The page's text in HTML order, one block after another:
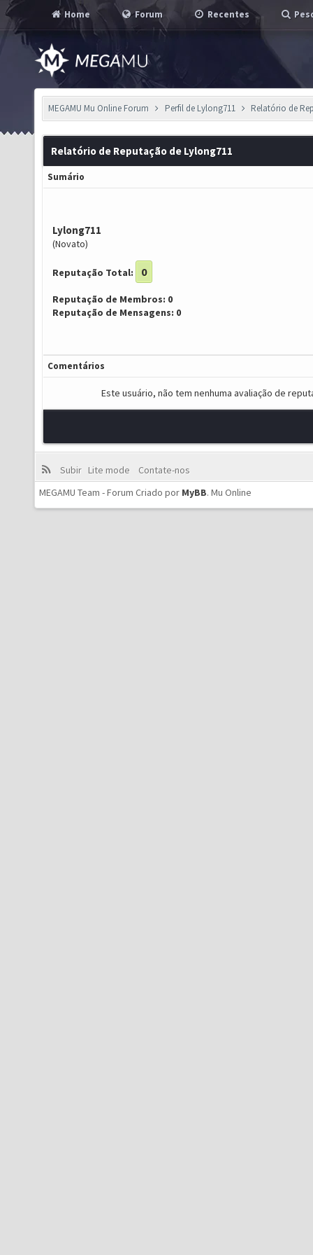
Home Forum Recentes
MEGAMU Mu Online Forum Perfil de Lylong711 Relatório de
Relatório de Reputação de Lylong711
Sumário
Lylong711
(Novato)
Reputação Total: 0
Reputação de Membros: 0
Reputação de Mensagens: 0
Comentários
Este usuário, não tem nenhuma avaliação de
Subir Lite mode
Contate-nos
MEGAMU Team - Forum Criado por MyBB. Mu Online